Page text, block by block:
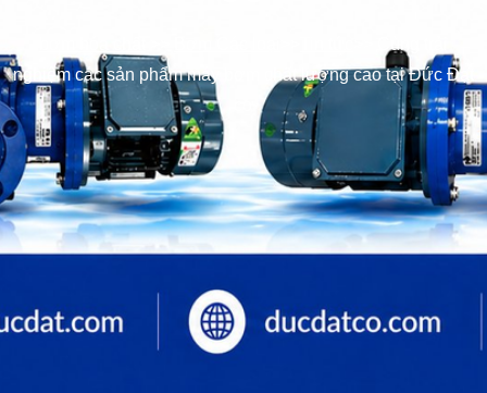
Cùng trải
nghiệm các sản phẩm máy bơm chất lượng cao tại Đức Đạt